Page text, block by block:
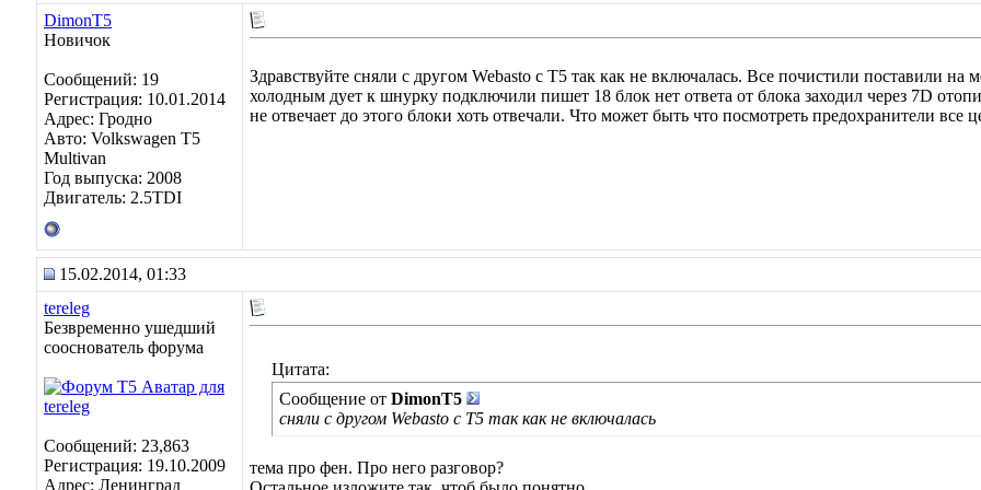
DimonT5
Новичок
Сообщений: 19
Регистрация: 10.01.2014
Адрес: Гродно
Авто: Volkswagen T5
Multivan
Год выпуска: 2008
Двигатель: 2.5TDI
Здравствуйте сняли с другом Webasto с Т5 так как не включалась. Все почистили поставили
холодным дует к шнурку подключили пишет 18 блок нет ответа от блока заходил через 7D
не отвечает до этого блоки хоть отвечали. Что может быть что посмотреть предохранители
15.02.2014, 01:33
tereleg
Безвременно ушедший
сооснователь форума
Сообщений: 23,863
Регистрация: 19.10.2009
Адрес: Ленинград
Цитата:
Сообщение от DimonT5
сняли с другом Webasto с Т5 так как не включалась
тема про фен. Про него разговор?